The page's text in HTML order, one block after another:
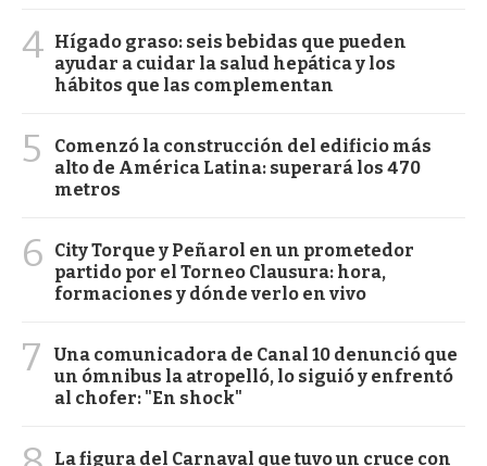
4 Hígado graso: seis bebidas que pueden
ayudar a cuidar la salud hepática y los
hábitos que las complementan
5
Comenzó la construcción del edificio más
alto de América Latina: superará los 470
metros
6
City Torque y Peñarol en un prometedor
partido por el Torneo Clausura: hora,
formaciones y dónde verlo en vivo
7
Una comunicadora de Canal 10 denunció que
un ómnibus la atropelló, lo siguió y enfrentó
al chofer: "En shock"
La figura del Carnaval que tuvo un cruce con